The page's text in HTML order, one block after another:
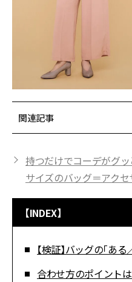
関連記事
持つだけでコーデがグ
サイズのバッグ＝アク
【INDEX】
【検証】バッグの「あ
合わせ方のポイント